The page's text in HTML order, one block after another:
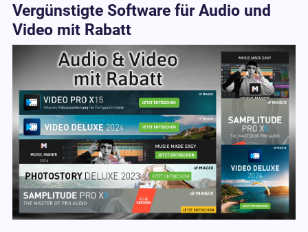
Vergünstigte Software für Audio und
Video mit Rabatt